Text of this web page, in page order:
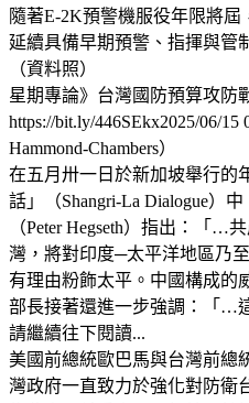
隨著E-2K預警機服役年限將
延續具備早期預警、指揮與管
（資料照）
星期專論》台灣國防預算攻防
https://bit.ly/446SEkx2025/06/
Hammond-Chambers）
在五月卅一日於新加坡舉行的
話」（Shangri-La Dialogue）
（Peter Hegseth）指出：「…
灣，將對印度─太平洋地區乃
有理由粉飾太平。中國構成的
部長接著還進一步強調：「…
請繼續往下閱讀...
美國前總統歐巴馬與台灣前總
灣政府一直致力於強化對防衛